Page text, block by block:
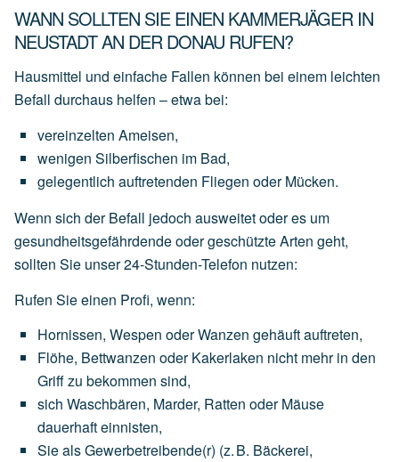
WANN SOLLTEN SIE EINEN KAMMERJÄGER IN
NEUSTADT AN DER DONAU RUFEN?
Hausmittel und einfache Fallen können bei einem leichten
Befall durchaus helfen – etwa bei:
vereinzelten Ameisen,
wenigen Silberfischen im Bad,
gelegentlich auftretenden Fliegen oder Mücken.
Wenn sich der Befall jedoch ausweitet oder es um
gesundheitsgefährdende oder geschützte Arten geht,
sollten Sie unser 24-Stunden-Telefon nutzen:
Rufen Sie einen Profi, wenn:
Hornissen, Wespen oderWanzen gehäuftauftreten,
Flöhe, Bettwanzen oder Kakerlaken nicht mehr in den
Griffzu bekommen sind,
sich Waschbären, Marder, Ratten oder Mäuse
dauerhafteinnisten,
SiealsGewerbetreibende(r) (z.B. Bäckerei,